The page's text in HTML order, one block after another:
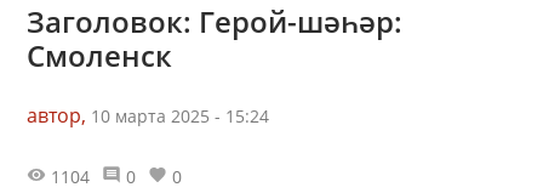
Заголовок: Герой-шәһәр:
Смоленск
автор, 10 марта 2025 - 15:24
1104 0 0